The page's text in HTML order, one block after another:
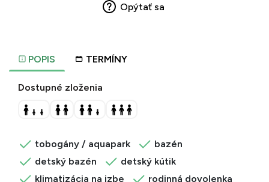
POPIS TERMÍNY
Dostupné zloženia
tobogány / aquapark
bazén
detský bazén
detský kútik
klimatizácia na izbe
rodinná dovolenka
Opýtať sa